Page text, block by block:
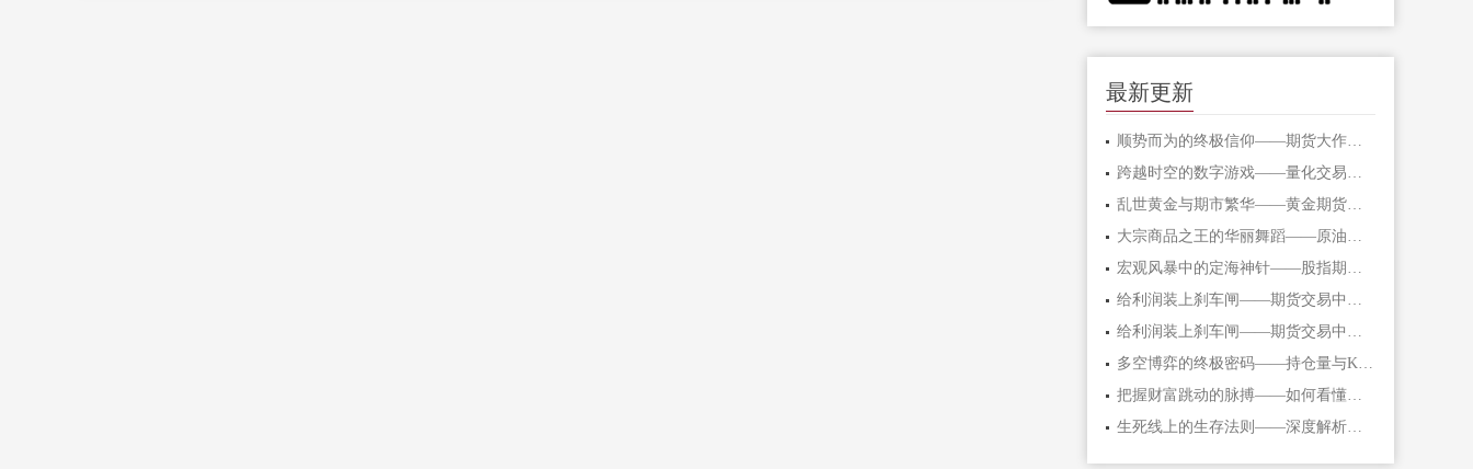
最新更新
顺势而为的终极信仰——期货大作手的修
跨越时空的数字游戏——量化交易在期货
乱世黄金与期市繁华——黄金期货的避险
大宗商品之王的华丽舞蹈——原油期货的
宏观风暴中的定海神针——股指期货的对
给利润装上刹车闸——期货交易中不可逾
把握财富跳动的脉搏——如何看懂期货主
生死线上的生存法则——深度解析期货爆